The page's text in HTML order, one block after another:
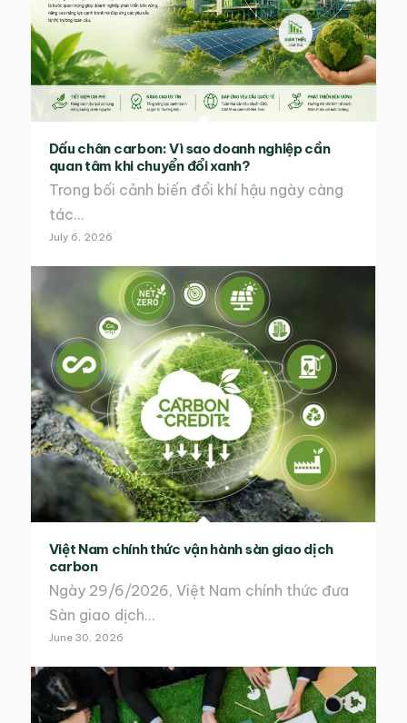
Dấu chân carbon: Vì sao doanh nghiệp cần
quan tâm khi chuyển đổi xanh?
Trong bối cảnh biến đổi khí hậu ngày càng
tác…
July 6, 2026
Việt Nam chính thức vận hành sàn giao dịch
carbon
Ngày 29/6/2026, Việt Nam chính thức đưa
Sàn giao dịch…
June 30, 2026